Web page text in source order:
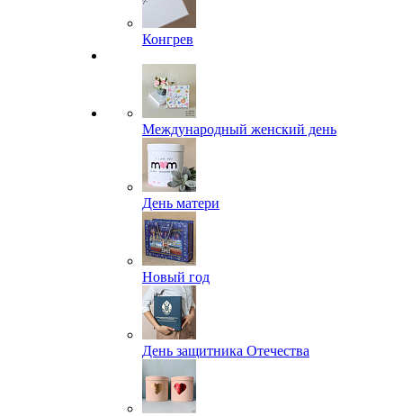
Конгрев
Международный женский день
День матери
Новый год
День защитника Отечества